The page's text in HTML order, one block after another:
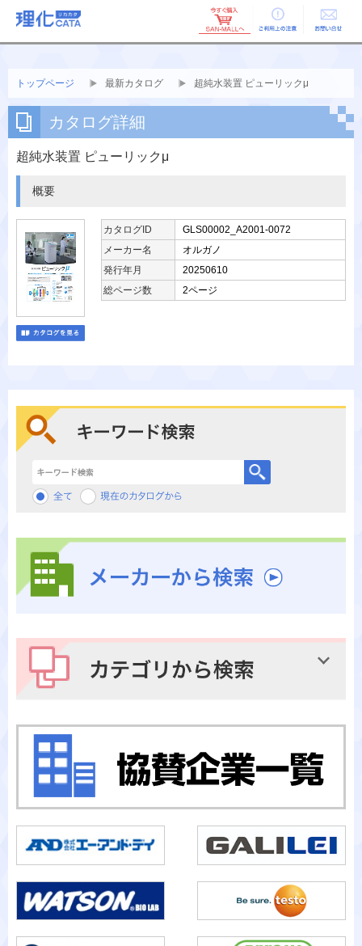
ご利用上の お問い合せ
トップページ 最新カタログ 超純水装置 ピューリックμ
カタログ詳細
超純水装置 ピューリックμ
概要
カタログID
GLS00002_A2001-0072
メーカー名
オルガノ
発行年月
20250610
総ページ数
2ページ
キーワード検索